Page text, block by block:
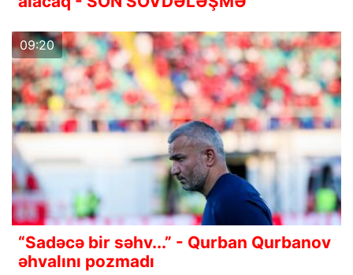
09:20
“Sadəcə bir səhv...” - Qurban Qurbanov
əhvalını pozmadı